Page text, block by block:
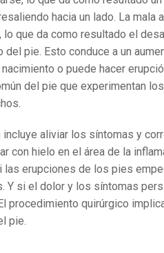
hacia un lado. La mala
que da como resultado el
pie. Esto conduce a un
o puede hacer
del pie que experimentan
aliviar los síntomas y
con hielo en el área de la
las erupciones de los pies
Y si el dolor y los síntomas
procedimiento quirúrgico
pie.